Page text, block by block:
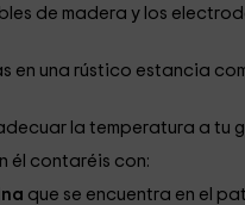
de madera y los
en una rústico estancia
la temperatura a tu
él contaréis con:
que se encuentra en el